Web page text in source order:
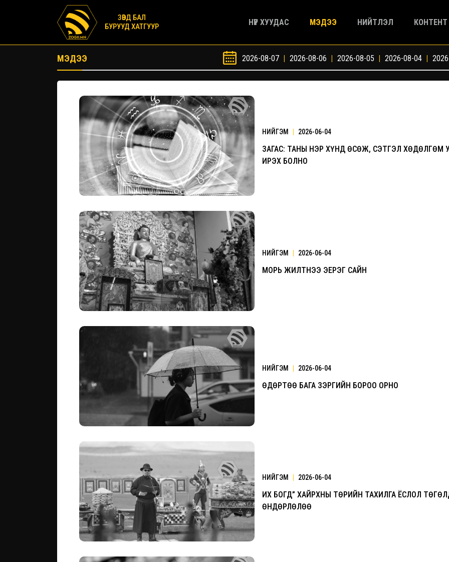
ЗӨВД БАЛ
БУРУУД ХАТГУУР
НҮҮР ХУУДАС МЭДЭЭ НИЙТЛЭЛ КОНТЕНТ
МЭДЭЭ 2026-08-07 | 2026-08-06 | 2026-08-05 | 2026-08-04 |
НИЙГЭМ | 2026-06-04
ЗАГАС: ТАНЫ НЭР ХҮНД ӨСӨЖ, СЭТГЭЛ ХӨДӨЛГӨМ
ИРЭХ БОЛНО
НИЙГЭМ | 2026-06-04
МОРЬ ЖИЛТНЭЭ ЭЕРЭГ САЙН
НИЙГЭМ | 2026-06-04
ӨДӨРТӨӨ БАГА ЗЭРГИЙН БОРОО ОРНО
НИЙГЭМ | 2026-06-04
ИХ БОГД” ХАЙРХНЫ ТӨРИЙН ТАХИЛГА ЁСЛОЛ
ӨНДӨРЛӨЛӨӨ
2026.08.30 20:00